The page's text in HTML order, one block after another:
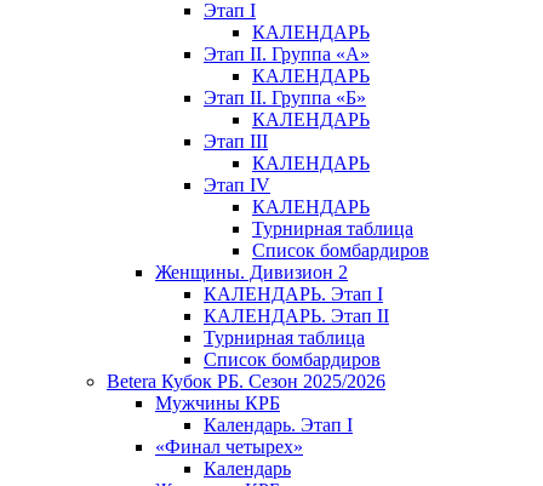
Этап I
КАЛЕНДАРЬ
Этап II. Группа «А»
КАЛЕНДАРЬ
Этап II. Группа «Б»
КАЛЕНДАРЬ
Этап III
КАЛЕНДАРЬ
Этап IV
КАЛЕНДАРЬ
Турнирная таблица
Список бомбардиров
Женщины. Дивизион 2
КАЛЕНДАРЬ. Этап I
КАЛЕНДАРЬ. Этап II
Турнирная таблица
Список бомбардиров
Betera Кубок РБ. Сезон 2025/2026
Мужчины КРБ
Календарь. Этап I
«Финал четырех»
Календарь